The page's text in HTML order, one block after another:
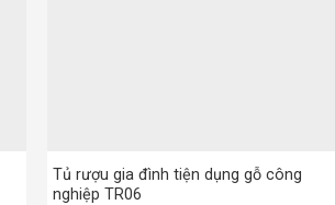
Tủ rượu gia đình tiện dụng gỗ công
nghiệp TR06